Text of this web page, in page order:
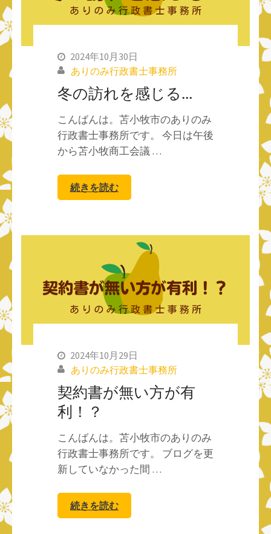
2024年10月30日
ありのみ行政書士事務所
冬の訪れを感じる…
こんばんは。苫小牧市のありのみ
行政書士事務所です。 今日は午後
から苫小牧商工会議 …
続きを読む
2024年10月29日
ありのみ行政書士事務所
契約書が無い方が有
利！？
こんばんは。苫小牧市のありのみ
行政書士事務所です。 ブログを更
新していなかった間 …
続きを読む